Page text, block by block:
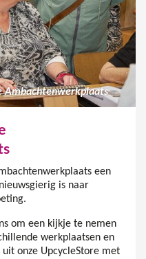
Ambachtenwerkplaats
een
is naar
om een kijkje te nemen
werkplaatsen en
onze UpcycleStore met